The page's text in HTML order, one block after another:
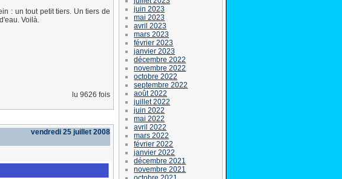
: un tout petit tiers. Un tiers de
Voilà.
lu 9626 fois
vendredi 25 juillet 2008
juin 2023
mai 2023
avril 2023
mars 2023
février 2023
janvier 2023
décembre 2022
novembre 2022
octobre 2022
septembre 2022
août 2022
juillet 2022
juin 2022
mai 2022
avril 2022
mars 2022
février 2022
janvier 2022
décembre 2021
novembre 2021